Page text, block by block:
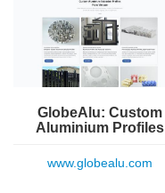
GlobeAlu: Custom
Aluminium Profiles
www.globealu.com